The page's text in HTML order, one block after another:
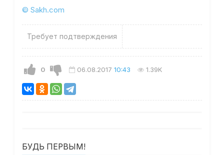
© Sakh.com
Требует подтверждения
0 06.08.2017 10:43 1.39K
БУДЬ ПЕРВЫМ!